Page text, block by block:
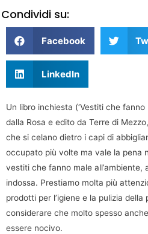
Condividi su:
Facebook
LinkedIn
Un libro inchiesta (‘Vestiti che
dalla Rosa e edito da Terre di
che si celano dietro i capi di
occupato più volte ma vale la pena
vestiti che fanno male all’ambiente,
indossa. Prestiamo molta più
prodotti per l’igiene e la pulizia
considerare che molto spesso
essere nocivo.